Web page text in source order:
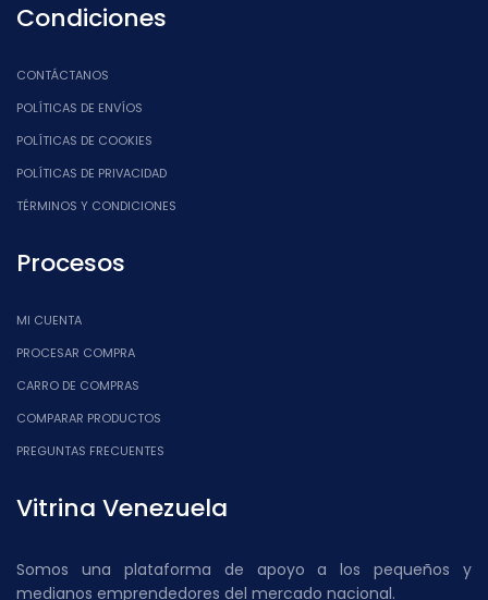
Condiciones
CONTÁCTANOS
POLÍTICAS DE ENVÍOS
POLÍTICAS DE COOKIES
POLÍTICAS DE PRIVACIDAD
TÉRMINOS Y CONDICIONES
Procesos
MI CUENTA
PROCESAR COMPRA
CARRO DE COMPRAS
COMPARAR PRODUCTOS
PREGUNTAS FRECUENTES
Vitrina Venezuela
Somos una plataforma de apoyo a los pequeños y
medianos emprendedores del mercado nacional.